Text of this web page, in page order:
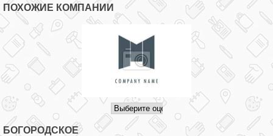
ПОХОЖИЕ КОМПАНИИ
БОГОРОДСКОЕ